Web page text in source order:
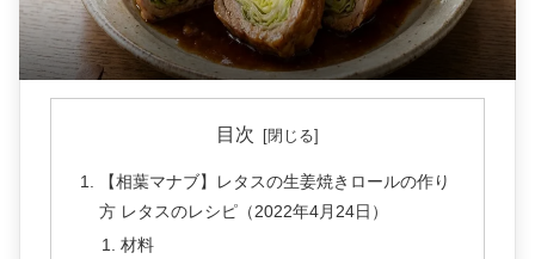
目次
【相葉マナブ】レタスの生姜焼きロールの作り
方 レタスのレシピ（2022年4月24日）
材料